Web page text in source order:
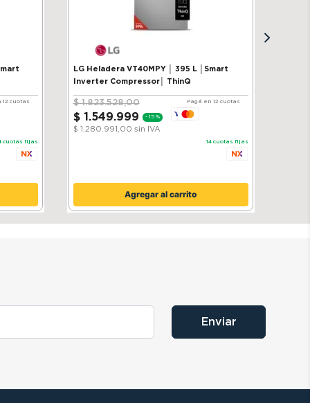
12 cuotas
cuotas fijas
LG Heladera VT40MPY │ 395 L │Smart
Inverter Compressor│ ThinQ
$ 1.823.528,00
$ 1 .549.999 - 15 %
$ 1.280.991,00 sin IVA
Pagá en 12 cuotas
14 cuotas fijas
Agregar al carrito
Enviar